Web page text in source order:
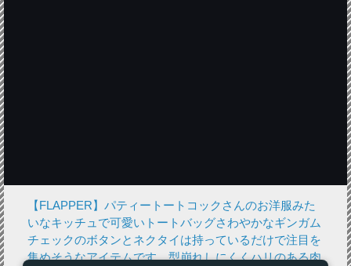
【FLAPPER】パティートートコックさんのお洋服みた
いなキッチュで可愛いトートバッグさわやかなギンガム
チェックのボタンとネクタイは持っているだけで注目を
集めそうなアイテムです。型崩れしにくくハリのある肉